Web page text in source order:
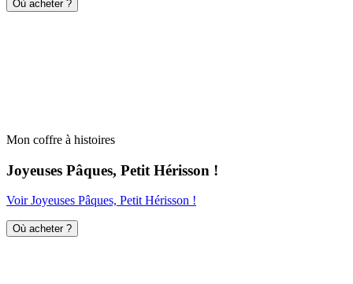
Où acheter ?
Mon coffre à histoires
Joyeuses Pâques, Petit Hérisson !
Voir Joyeuses Pâques, Petit Hérisson !
Où acheter ?